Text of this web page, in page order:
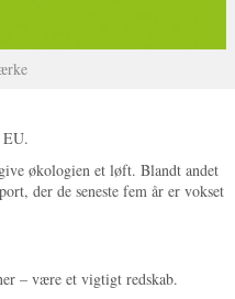
EU.
økologien et løft. Blandt andet
der de seneste fem år er vokset
– være et vigtigt redskab.